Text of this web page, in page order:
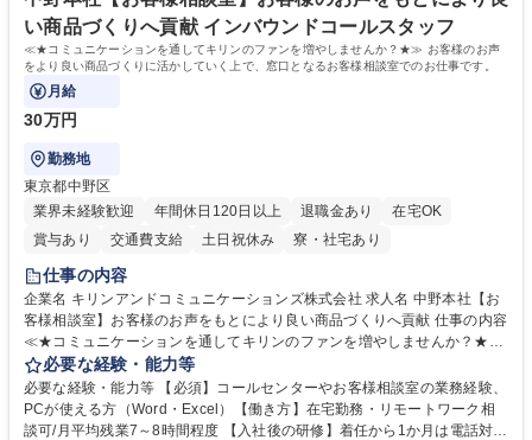
い商品づくりへ貢献 インバウンドコールスタッフ
≪★コミュニケーションを通してキリンのファンを増やしませんか？★≫ お客様のお声
をより良い商品づくりに活かしていく上で、窓口となるお客様相談室でのお仕事です。
月給
30万円
勤務地
東京都中野区
業界未経験歓迎
年間休日120日以上 退職金あり
在宅OK
賞与あり
交通費支給 土日祝休み 寮・社宅あり
仕事の内容
企業名 キリンアンドコミュニケーションズ株式会社 求人名 中野本社【お
客様相談室】お客様のお声をもとにより良い商品づくりへ貢献 仕事の内容
≪★コミュニケーションを通してキリンのファンを増やしませんか？★≫
お客様のお声をより良い商品づくりに活かしていく上で、窓口となるお客
様相談室でのお仕事です。 日々お客様からいただくキリングループへのご
意見を、企業活動に活かしています。お客様からの声に迅速かつ誠意をも
って対応、情報提供するとともにグループ内活動に反映しています。 【具
必要な経験・能力等
必要な経験・能力等 【必須】コールセンターやお客様相談室の業務経験、
PCが使える方（Word・Excel）【働き方】在宅勤務・リモートワーク相
談可/月平均残業7～8時間程度 【入社後の研修】着任から1か月は電話対応